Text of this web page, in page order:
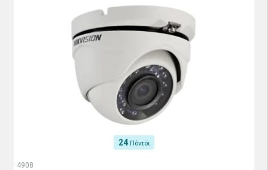
24 Πόντοι
4908